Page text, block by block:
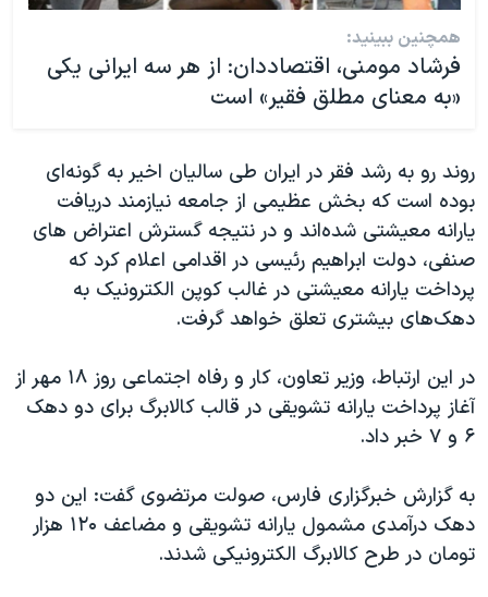
همچنین ببینید:
فرشاد مومنی، اقتصاددان: از هر سه ایرانی یکی
«به معنای مطلق فقیر» است
روند رو به رشد فقر در ایران طی سالیان اخیر به گونه‌ای
بوده است که بخش عظیمی از جامعه نیازمند دریافت
یارانه معیشتی شده‌اند و در نتیجه گسترش اعتراض های
صنفی، دولت ابراهیم رئیسی در اقدامی اعلام کرد که
پرداخت یارانه معیشتی در غالب کوپن الکترونیک به
دهک‌های بیشتری تعلق خواهد گرفت.
در این ارتباط، وزیر تعاون، کار و رفاه اجتماعی روز ۱۸ مهر از
آغاز پرداخت یارانه تشویقی در قالب کالابرگ برای دو دهک
۶ و ۷ خبر داد.
به گزارش خبرگزاری فارس، صولت مرتضوی گفت: این دو
دهک درآمدی مشمول یارانه تشویقی و مضاعف ۱۲۰ هزار
تومان در طرح کالابرگ الکترونیکی شدند.